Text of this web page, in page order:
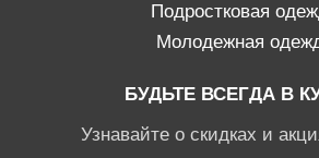
Подростковая
Молодежная
БУДЬТЕ ВСЕГДА В
Узнавайте о скидках и